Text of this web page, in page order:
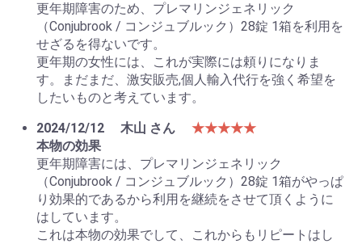
更年期障害のため、プレマリンジェネリック
（Conjubrook / コンジュブルック）28錠 1箱を利用を
せざるを得ないです。
更年期の女性には、これが実際には頼りになりま
す。まだまだ、激安販売,個人輸入代行を強く希望を
したいものと考えています。
2024/12/12
木山 さん
★★★★★
本物の効果
更年期障害には、プレマリンジェネリック
（Conjubrook / コンジュブルック）28錠 1箱がやっぱ
り効果的であるから利用を継続をさせて頂くように
はしています。
これは本物の効果でして、これからもリピートはし